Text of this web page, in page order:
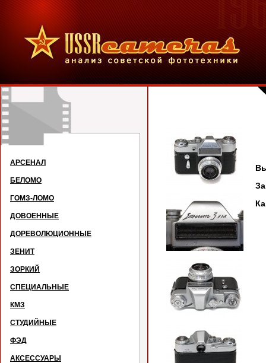
АРСЕНАЛ
БЕЛОМО
ГОМЗ-ЛОМО
ДОВОЕННЫЕ
ДОРЕВОЛЮЦИОННЫЕ
ЗЕНИТ
ЗОРКИЙ
СПЕЦИАЛЬНЫЕ
КМЗ
СТУДИЙНЫЕ
ФЭД
АКСЕССУАРЫ